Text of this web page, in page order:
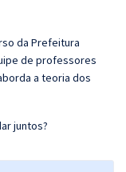
da Prefeitura
de professores
a teoria dos
juntos?